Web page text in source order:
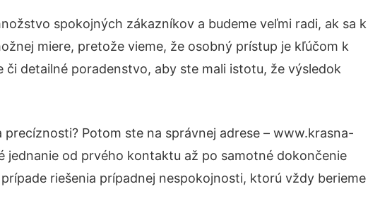
spokojných zákazníkov a budeme veľmi radi, ak sa k
miere, pretože vieme, že osobný prístup je kľúčom k
detailné poradenstvo, aby ste mali istotu, že výsledok
Potom ste na správnej adrese – www.krasna-
od prvého kontaktu až po samotné dokončenie
riešenia prípadnej nespokojnosti, ktorú vždy berieme